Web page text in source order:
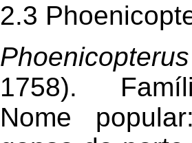
2.3
1758).
Nome